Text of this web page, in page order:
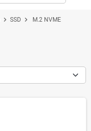
chevron_right SSD chevron_right M.2 NVME